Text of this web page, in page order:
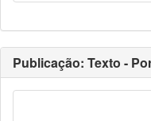
Publicação: Texto -